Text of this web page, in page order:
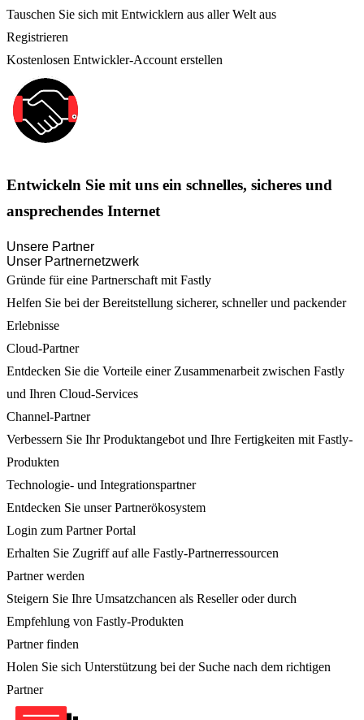
Tauschen Sie sich mit Entwicklern aus aller Welt aus
Registrieren
Kostenlosen Entwickler-Account erstellen
Entwickeln Sie mit uns ein schnelles, sicheres und
ansprechendes Internet
Unsere Partner
Unser Partnernetzwerk
Gründe für eine Partnerschaft mit Fastly
Helfen Sie bei der Bereitstellung sicherer, schneller und packender
Erlebnisse
Cloud-Partner
Entdecken Sie die Vorteile einer Zusammenarbeit zwischen Fastly
und Ihren Cloud-Services
Channel-Partner
Verbessern Sie Ihr Produktangebot und Ihre Fertigkeiten mit Fastly-
Produkten
Technologie- und Integrationspartner
Entdecken Sie unser Partnerökosystem
Login zum Partner Portal
Erhalten Sie Zugriff auf alle Fastly-Partnerressourcen
Partner werden
Steigern Sie Ihre Umsatzchancen als Reseller oder durch
Empfehlung von Fastly-Produkten
Partner finden
Holen Sie sich Unterstützung bei der Suche nach dem richtigen
Partner